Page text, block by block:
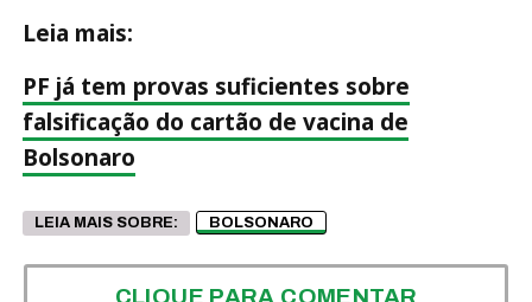
Leia mais:
PF já tem provas suficientes sobre
falsificação do cartão de vacina de
Bolsonaro
LEIA MAIS SOBRE: BOLSONARO
CLIQUE PARA COMENTAR